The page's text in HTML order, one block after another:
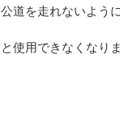
道を走れないよう
使用できなくなりま